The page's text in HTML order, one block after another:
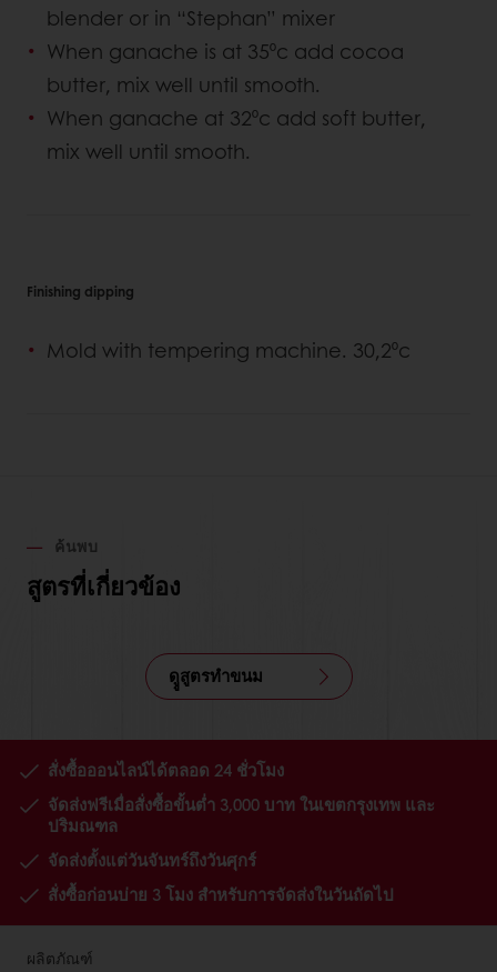
blender or in “Stephan” mixer
When ganache is at 35⁰c add cocoa
butter, mix well until smooth.
When ganache at 32⁰c add soft butter,
mix well until smooth.
Finishing dipping
Mold with tempering machine. 30,2⁰c
ค้นพบ
สูตรที่เกี่ยวข้อง
ดููสูตรทำขนม
สั่งซื้อออนไลน์ได้ตลอด 24 ชั่วโมง
จัดส่งฟรีเมื่อสั่งซื้อขั้นต่ำ 3,000 บาท ในเขตกรุงเทพ และ
ปริมณฑล
จัดส่งตั้งแต่วันจันทร์ถึงวันศุกร์
สั่งซื้อก่อนบ่าย 3 โมง สำหรับการจัดส่งในวันถัดไป
ผลิตภัณฑ์